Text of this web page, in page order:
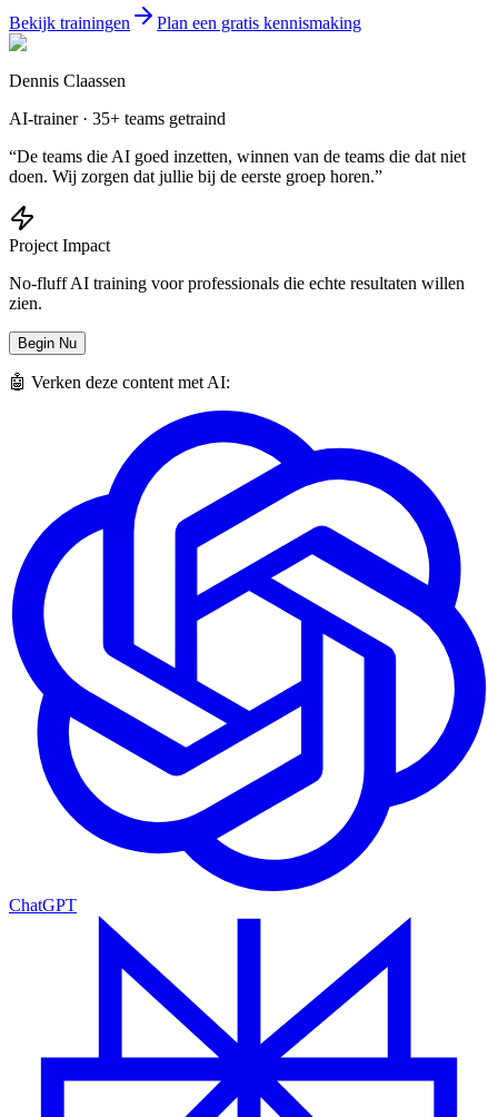
Bekijk trainingen Plan een gratis kennismaking
Dennis Claassen
AI-trainer · 35+ teams getraind
“De teams die AI goed inzetten, winnen van de teams die dat niet
doen. Wij zorgen dat jullie bij de eerste groep horen.”
Project Impact
No-fluff AI training voor professionals die echte resultaten willen
zien.
Begin Nu
🤖 Verken deze content met AI:
ChatGPT